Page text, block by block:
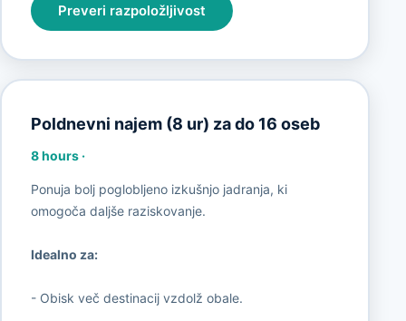
Preveri razpoložljivost
Poldnevni najem (8 ur) za do 16 oseb
8 hours·
Ponuja bolj poglobljeno izkušnjo jadranja, ki
omogoča daljše raziskovanje.
Idealno za:
- Obisk več destinacij vzdolž obale.